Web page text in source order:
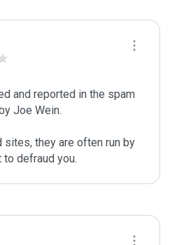
and reported in the spam
Joe Wein.
sites, they are often run by
defraud you.